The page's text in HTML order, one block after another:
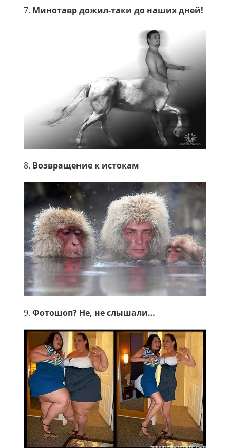
7. Минотавр дожил-таки до наших дней!
8. Возвращение к истокам
9. Фотошоп? Не, не слышали…